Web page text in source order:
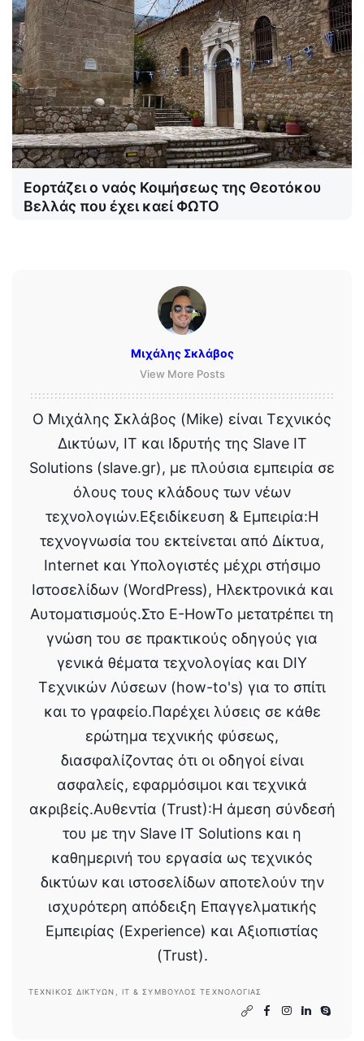
Εορτάζει ο ναός Κοιμήσεως της Θεοτόκου
Βελλάς που έχει καεί ΦΩΤΟ
Μιχάλης Σκλάβος
View More Posts
Ο Μιχάλης Σκλάβος (Mike) είναι Τεχνικός
Δικτύων, IT και Ιδρυτής της Slave IT
Solutions (slave.gr), με πλούσια εμπειρία σε
όλους τους κλάδους των νέων
τεχνολογιών.Εξειδίκευση & Εμπειρία:Η
τεχνογνωσία του εκτείνεται από Δίκτυα,
Internet και Υπολογιστές μέχρι στήσιμο
Ιστοσελίδων (WordPress), Ηλεκτρονικά και
Αυτοματισμούς.Στο E-HowTo μετατρέπει τη
γνώση του σε πρακτικούς οδηγούς για
γενικά θέματα τεχνολογίας και DIY
Τεχνικών Λύσεων (how-to's) για το σπίτι
και το γραφείο.Παρέχει λύσεις σε κάθε
ερώτημα τεχνικής φύσεως,
διασφαλίζοντας ότι οι οδηγοί είναι
ασφαλείς, εφαρμόσιμοι και τεχνικά
ακριβείς.Αυθεντία (Trust):Η άμεση σύνδεσή
του με την Slave IT Solutions και η
καθημερινή του εργασία ως τεχνικός
δικτύων και ιστοσελίδων αποτελούν την
ισχυρότερη απόδειξη Επαγγελματικής
Εμπειρίας (Experience) και Αξιοπιστίας
(Trust).
ΤΕΧΝΙΚΌΣ ΔΙΚΤΎΩΝ, IT & ΣΎΜΒΟΥΛΟΣ ΤΕΧΝΟΛΟΓΊΑΣ